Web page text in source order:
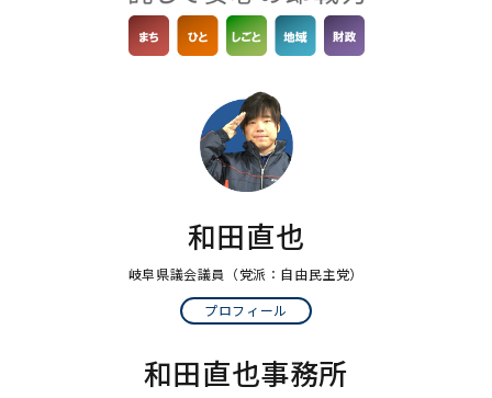
和田直也
岐阜県議会議員 （党派：自由民主党）
プロフィール
和田直也事務所